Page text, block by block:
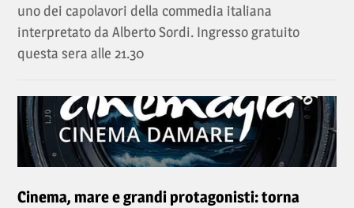
uno dei capolavori della commedia italiana
interpretato da Alberto Sordi. Ingresso gratuito
questa sera alle 21.30
Cinema, mare e grandi protagonisti: torna